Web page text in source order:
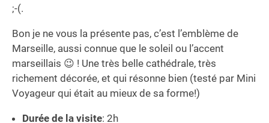
;-(.
Bon je ne vous la présente pas, c’est l’emblème de
Marseille, aussi connue que le soleil ou l’accent
marseillais 😉 ! Une très belle cathédrale, très
richement décorée, et qui résonne bien (testé par Mini
Voyageur qui était au mieux de sa forme!)
Durée de la visite: 2h